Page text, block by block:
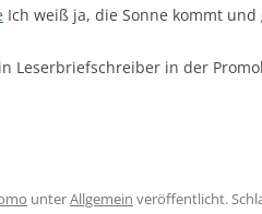
Ich weiß ja, die Sonne kommt
Leserbriefschreiber in der
unterAllgemein veröffentlicht.